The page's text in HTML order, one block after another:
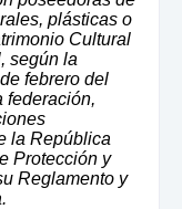
plásticas o
Cultural
según la
febrero del
federación,
la República
Protección y
Reglamento y